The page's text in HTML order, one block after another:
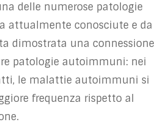
delle numerose patologie
attualmente conosciute e da
dimostrata una connessione
patologie autoimmuni: nei
le malattie autoimmuni si
frequenza rispetto al